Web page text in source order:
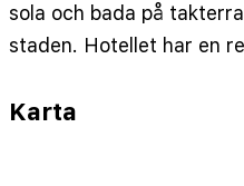
sola och bada på
staden. Hotellet har en
Karta